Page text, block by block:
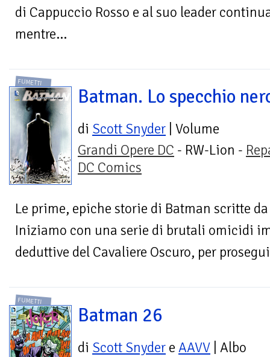
di Cappuccio Rosso e al suo leader
mentre...
FUMETTI
Batman. Lo specchio
di Scott Snyder | Volume
Grandi Opere DC - RW-Lion -
DC Comics
Le prime, epiche storie di Batman scritte
Iniziamo con una serie di brutali omicidi
deduttive del Cavaliere Oscuro, per
FUMETTI
Batman 26
di Scott Snyder e AAVV | Albo